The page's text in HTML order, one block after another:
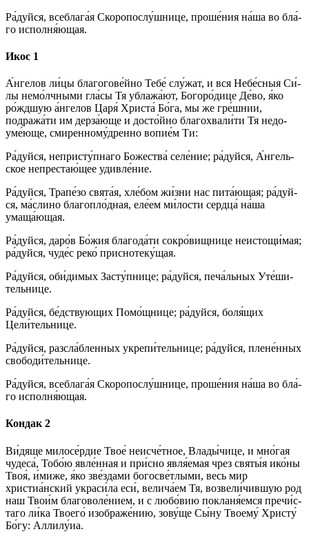
Ра́­дуй­ся, всеблага́я Скоропослу́шнице, про­ше́­ния на́­ша во бла́­
го исполня́ющая.
Икос 1
А́н­ге­лов ли́­цы бла­го­го­ве́й­но Те­бе́ слу́жат, и вся Не­бе́с­ныя Си́­
лы немо́лчными гла́сы Тя ублажа́ют, Бо­го­ро́­ди­це Де́­во, я́ко
ро́ждшую а́н­ге­лов Ца­ря́ Хри­ста́ Бо́­га, мы же гре́ш­нии,
подража́ти им дерза́юще и досто́йно бла­го­хва­ли́ти Тя не­до­
уме́ю­ще, сми­рен­но­му́д­рен­но во­пи­е́м Ти:
Ра́­дуй­ся, непристу́пнаго Бо­же­ства́ се­ле́­ние; ра́­дуй­ся, А́н­гель­
ское непрестаю́щее удив­ле́­ние.
Ра́­дуй­ся, Трапе́зо свя­та́я, хле́бом жи́з­ни нас пита́ющая; ра́­дуй­
ся, ма́слино благопло́дная, еле́ем ми́­лос­ти серд­ца́ на́­ша
умаща́ющая.
Ра́­дуй­ся, да­ро́в Бо́­жия бла­го­да́­ти сокро́вищнице неистощи́мая;
ра́­дуй­ся, чу­де́с ре­ко́ приснотеку́щая.
Ра́­дуй­ся, оби́­ди­мых За­сту́п­ни­це; ра́­дуй­ся, пе­ча́ль­ных Уте́­ши­
тель­ни­це.
Ра́­дуй­ся, бе́дствующих По­мо́щ­ни­це; ра́­дуй­ся, бо­ля́­щих
Цели́тельнице.
Ра́­дуй­ся, разсла́бленных укрепи́тельнице; ра́­дуй­ся, плене́нных
свободи́тельнице.
Ра́­дуй­ся, всеблага́я Скоропослу́шнице, про­ше́­ния на́­ша во бла́­
го исполня́ющая.
Кондак 2
Ви́­дя­ще ми­ло­се́р­дие Твое́ не­ис­че́т­ное, Вла­ды́­чи­це, и мно́гая
чу­де­са́, То­бо́ю явле́нная и при́с­но явля́емая чрез свя­ты́я ико́­ны
Твоя́, и́ми­же, я́ко зве́здами богосве́тлыми, весь мир
христиа́нский украси́ла еси́, ве­ли­ча́­ем Тя, возвели́чившую род
наш Тво­и́м бла­го­во­ле́­ни­ем, и с лю­бо́­вию покланя́емся пре­чи́с­
та­го ли́­ка Тво­его́ изображе́нию, зо­ву́­ще Сы́­ну Тво­ему́ Хри­сту́
Бо́­гу: Алли­лу́иа.